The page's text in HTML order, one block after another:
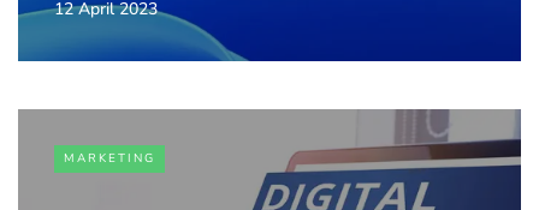
12 April 2023
MARKETING